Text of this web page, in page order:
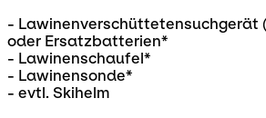
- Lawinenverschüttetensuchgerät
oder Ersatzbatterien*
- Lawinenschaufel*
- Lawinensonde*
- evtl. Skihelm